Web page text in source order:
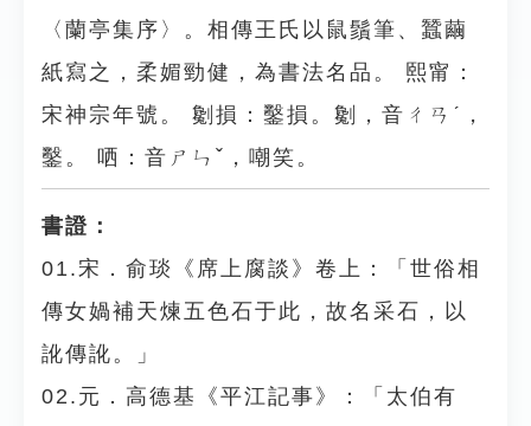
〈蘭亭集序〉。相傳王氏以鼠鬚筆、蠶繭
紙寫之，柔媚勁健，為書法名品。 熙甯：
宋神宗年號。 劖損：鑿損。劖，音ㄔㄢˊ，
鑿。 哂：音ㄕㄣˇ，嘲笑。
書證：
01.宋．俞琰《席上腐談》卷上：「世俗相
傳女媧補天煉五色石于此，故名采石，以
訛傳訛。」
02.元．高德基《平江記事》：「太伯有